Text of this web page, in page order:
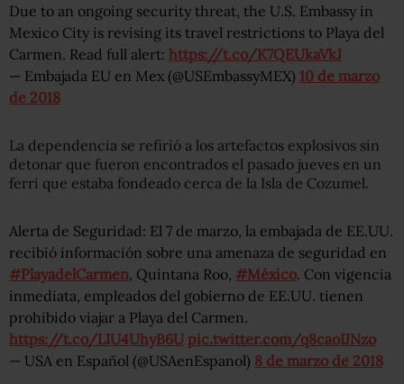
Due to an ongoing security threat, the U.S. Embassy in
Mexico City is revising its travel restrictions to Playa del
Carmen. Read full alert: https://t.co/K7QEUkaVkJ
— Embajada EU en Mex (@USEmbassyMEX) 10 de marzo
de 2018
La dependencia se refirió a los artefactos explosivos sin
detonar que fueron encontrados el pasado jueves en un
ferri que estaba fondeado cerca de la Isla de Cozumel.
Alerta de Seguridad: El 7 de marzo, la embajada de EE.UU.
recibió información sobre una amenaza de seguridad en
#PlayadelCarmen , Quintana Roo, #México. Con vigencia
inmediata, empleados del gobierno de EE.UU. tienen
prohibido viajar a Playa del Carmen.
https://t.co/LIU4UhyB6U pic.twitter.com/q8caoIJNzo
— USA en Español (@USAenEspanol) 8 de marzo de 2018